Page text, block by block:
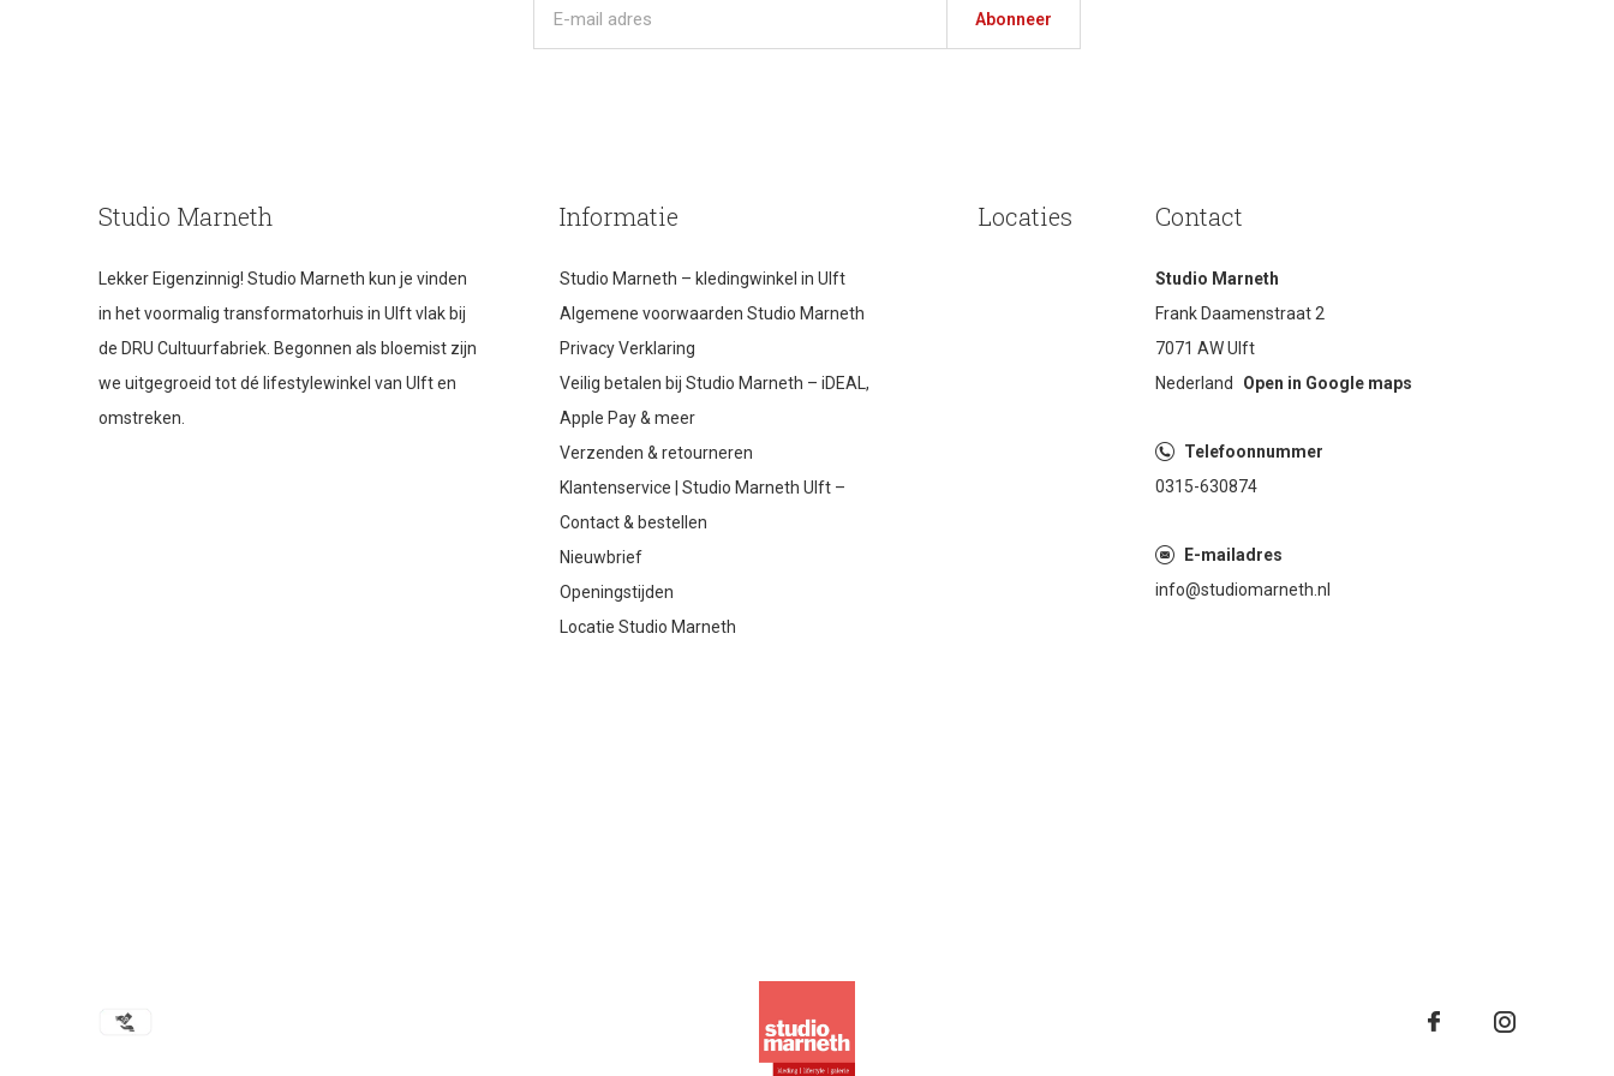
Abonneer
Studio Marneth
Lekker Eigenzinnig! Studio Marneth kun je vinden
in het voormalig transformatorhuis in Ulft vlak bij
de DRU Cultuurfabriek. Begonnen als bloemist zijn
we uitgegroeid tot dé lifestylewinkel van Ulft en
omstreken.
Informatie
Studio Marneth – kledingwinkel in Ulft
Algemene voorwaarden Studio Marneth
Privacy Verklaring
Veilig betalen bij Studio Marneth – iDEAL,
Apple Pay & meer
Verzenden & retourneren
Klantenservice | Studio Marneth Ulft –
Contact & bestellen
Nieuwbrief
Openingstijden
Locatie Studio Marneth
Locaties Contact
Studio Marneth
Frank Daamenstraat 2
7071 AW Ulft
Nederland
Open in Google maps
Telefoonnummer
0315-630874
E-mailadres
info@studiomarneth.nl